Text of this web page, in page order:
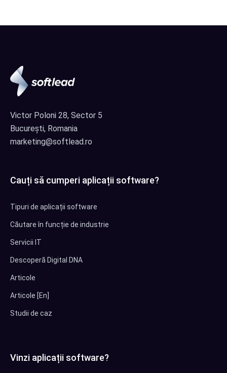
Victor Poloni 28, Sector 5
București, Romania
marketing@softlead.ro
Cauți să cumperi aplicații software?
Tipuri de aplicații software
Căutare în funcție de industrie
Servicii IT
Descoperă Digital DNA
Articole
Articole [En]
Studii de caz
Vinzi aplicații software?